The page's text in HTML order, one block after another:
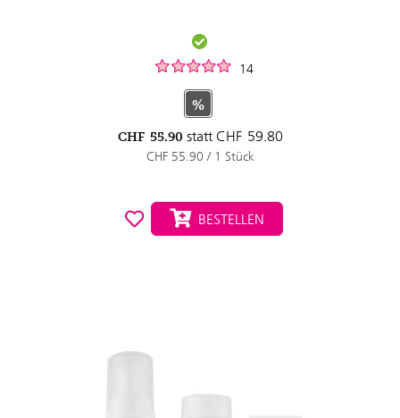
14
%
CHF 55.90 statt CHF 59.80
CHF 55.90 / 1 Stück
BESTELLEN